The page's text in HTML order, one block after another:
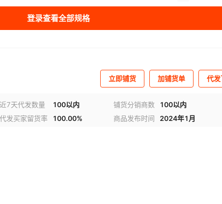
登录查看全部规格
立即铺货 加铺货单 代
近7天代发数量 100以内 铺货分销商数
100以内
代发买家留货率 100.00% 商品发布时间 2024年1月